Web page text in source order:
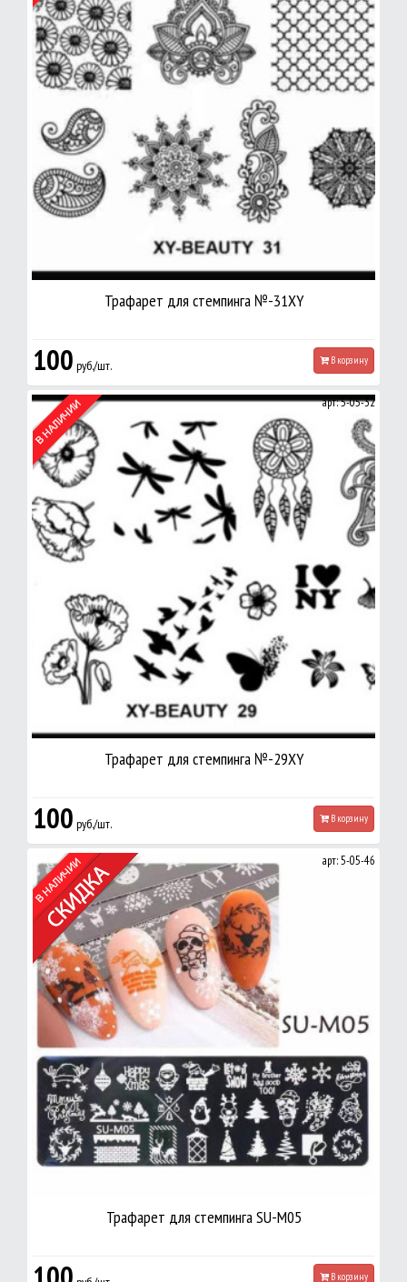
Трафарет для стемпинга №-31XY
100 руб./шт. В корзину
арт: 5-05-32
Трафарет для стемпинга №-29XY
100 руб./шт. В корзину
арт: 5-05-46
Трафарет для стемпинга SU-M05
В корзину